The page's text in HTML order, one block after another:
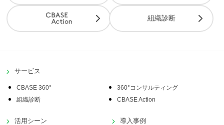
組織診断
サービス
CBASE 360°
360°コンサルティング
組織診断
CBASE Action
活用シーン
導入事例